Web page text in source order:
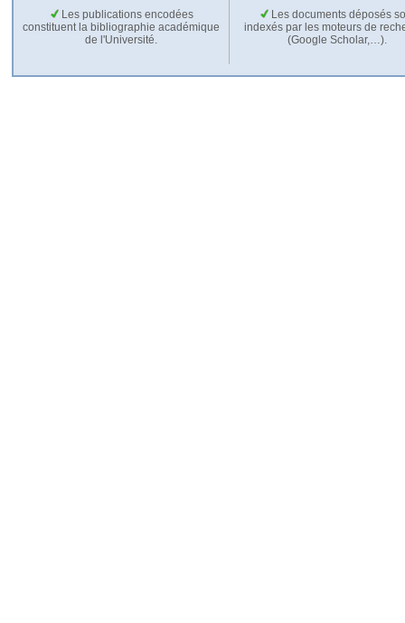
Les publications encodées
constituent la bibliographie académique
de l'Université.
Les documents déposés
indexés par les moteurs de
(Google Scholar,…).